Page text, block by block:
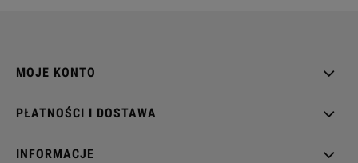
MOJE KONTO
PŁATNOŚCI I DOSTAWA
INFORMACJE